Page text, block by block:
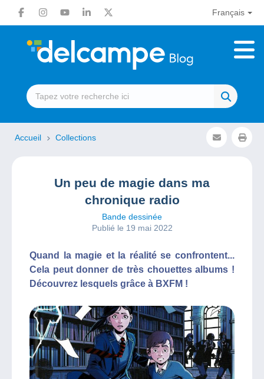
Français
Accueil Collections
Un peu de magie dans ma
chronique radio
Bande dessinée
Publié le 19 mai 2022
Quand la magie et la réalité se confrontent...
Cela peut donner de très chouettes albums !
Découvrez lesquels grâce à BXFM !